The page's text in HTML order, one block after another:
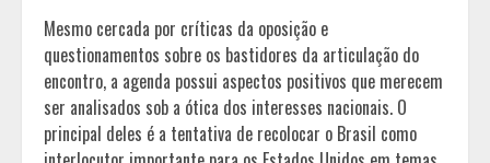
Mesmo cercada por críticas da oposição e
questionamentos sobre os bastidores da articulação do
encontro, a agenda possui aspectos positivos que merecem
ser analisados sob a ótica dos interesses nacionais. O
principal deles é a tentativa de recolocar o Brasil como